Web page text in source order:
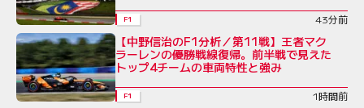
F1 43分前
【中野信治のF1分析／第11戦】王者マク
ラーレンの優勝戦線復帰。前半戦で見えた
トップ4チームの車両特性と強み
F1 1時間前